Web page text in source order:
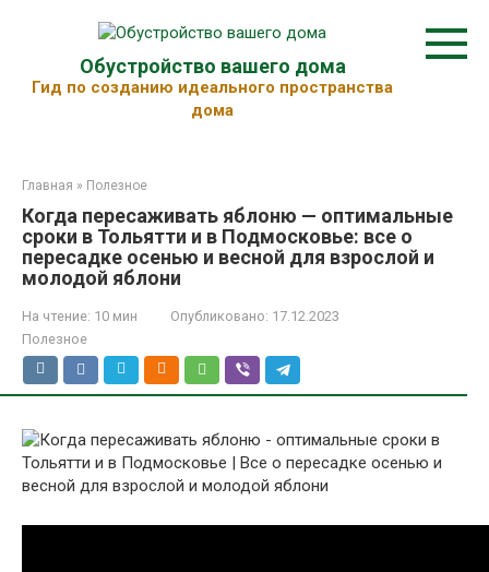
Обустройство вашего дома
Гид по созданию идеального пространства
дома
Главная » Полезное
Когда пересаживать яблоню — оптимальные
сроки в Тольятти и в Подмосковье: все о
пересадке осенью и весной для взрослой и
молодой яблони
На чтение: 10 мин Опубликовано: 17.12.2023
Полезное